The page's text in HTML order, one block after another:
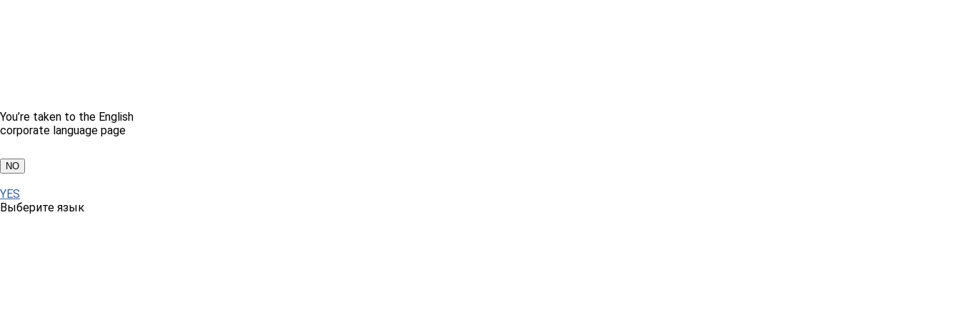
You’re taken to the English
corporate language page
NO
YES
Выберите язык